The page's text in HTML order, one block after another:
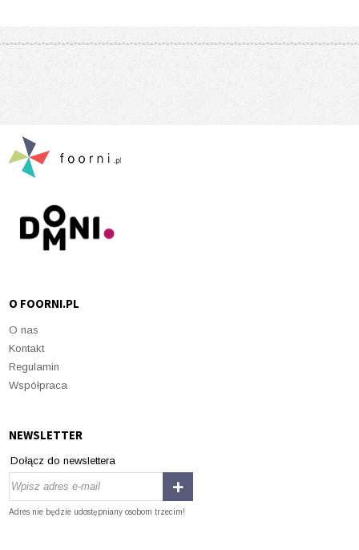
O FOORNI.PL
O nas
Kontakt
Regulamin
Współpraca
NEWSLETTER
Dołącz do newslettera
Adres nie będzie udostępniany osobom trzecim!